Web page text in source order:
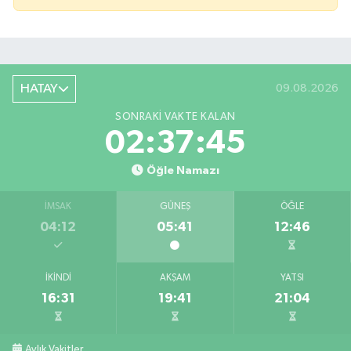
HATAY 09.08.2026
SONRAKI VAKTE KALAN
02:37:44
Öğle Namazı
İMSAK
04:12
GÜNEŞ
05:41
ÖĞLE
12:46
İKINDI
16:31
AKŞAM
19:41
YATSI
21:04
Bahçede yaşanan yangında alevler 2 otomobile